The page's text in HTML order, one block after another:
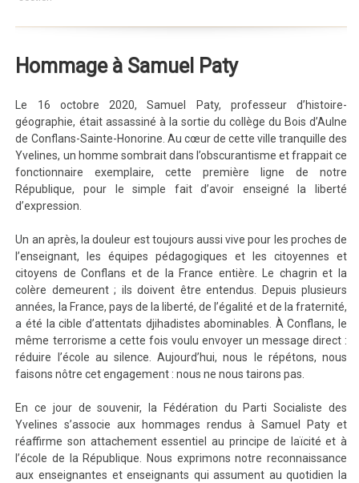
Hommage à Samuel Paty
Le 16 octobre 2020, Samuel Paty, professeur d’histoire-
géographie, était assassiné à la sortie du collège du Bois d’Aulne
de Conflans-Sainte-Honorine. Au cœur de cette ville tranquille des
Yvelines, un homme sombrait dans l’obscurantisme et frappait ce
fonctionnaire exemplaire, cette première ligne de notre
République, pour le simple fait d’avoir enseigné la liberté
d’expression.
Un an après, la douleur est toujours aussi vive pour les proches de
l’enseignant, les équipes pédagogiques et les citoyennes et
citoyens de Conflans et de la France entière. Le chagrin et la
colère demeurent ; ils doivent être entendus. Depuis plusieurs
années, la France, pays de la liberté, de l’égalité et de la fraternité,
a été la cible d’attentats djihadistes abominables. À Conflans, le
même terrorisme a cette fois voulu envoyer un message direct :
réduire l’école au silence. Aujourd’hui, nous le répétons, nous
faisons nôtre cet engagement : nous ne nous tairons pas.
En ce jour de souvenir, la Fédération du Parti Socialiste des
Yvelines s’associe aux hommages rendus à Samuel Paty et
réaffirme son attachement essentiel au principe de laïcité et à
l’école de la République. Nous exprimons notre reconnaissance
aux enseignantes et enseignants qui assument au quotidien la